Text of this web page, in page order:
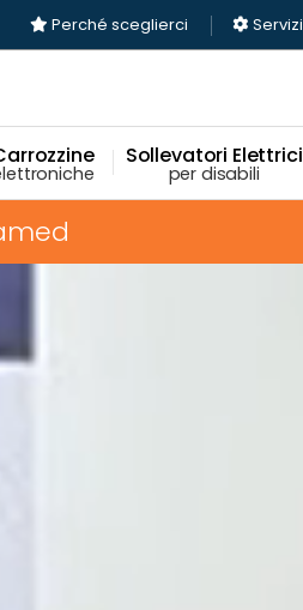
Perché sceglierci Servizi
Sollevatori Elettrici
per disabili
negozio